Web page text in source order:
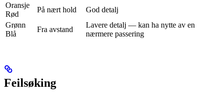
Oransje
Rød
På nært hold
God detalj
Grønn
Blå
Fra avstand
Lavere detalj — kan ha nytte av en
nærmere passering
Feilsøking